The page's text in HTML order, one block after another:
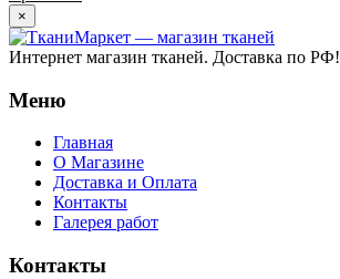
×
Интернет магазин тканей. Доставка по РФ!
Меню
Главная
О Магазине
Доставка и Оплата
Контакты
Галерея работ
Контакты